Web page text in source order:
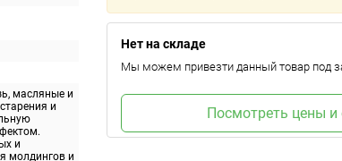
масляные и
и
и
молдингов и
Нет на складе
Мы можем привезти данный товар под
Посмотреть цены и